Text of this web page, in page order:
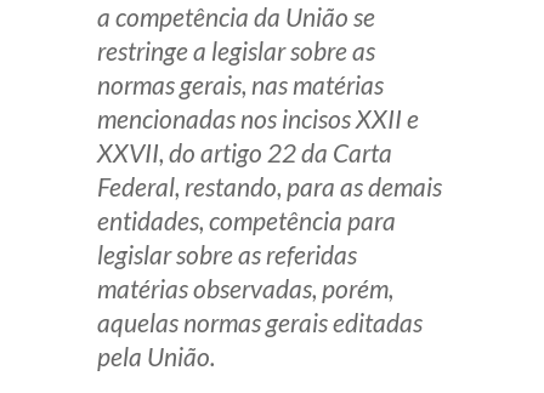
a competência da União se
restringe a legislar sobre as
normas gerais, nas matérias
mencionadas nos incisos XXII e
XXVII, do artigo 22 da Carta
Federal, restando, para as demais
entidades, competência para
legislar sobre as referidas
matérias observadas, porém,
aquelas normas gerais editadas
pela União.